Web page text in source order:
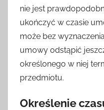
nie jest
ukończyć w czasie
może bez
umowy odstąpić
określonego w niej
przedmiotu.
Określenie